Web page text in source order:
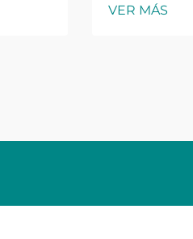
VER MÁS